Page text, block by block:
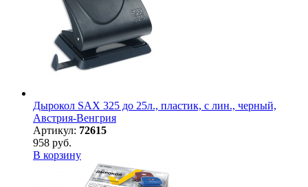
Дырокол SAX 325 до 25л., пластик, с лин., черный,
Австрия-Венгрия
Артикул: 72615
958 руб.
В корзину